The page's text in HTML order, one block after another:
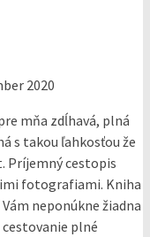
2020
mňa zdĺhavá, plná
s takou ľahkosťou že
Príjemný cestopis
fotografiami. Kniha
neponúkne žiadna
plné